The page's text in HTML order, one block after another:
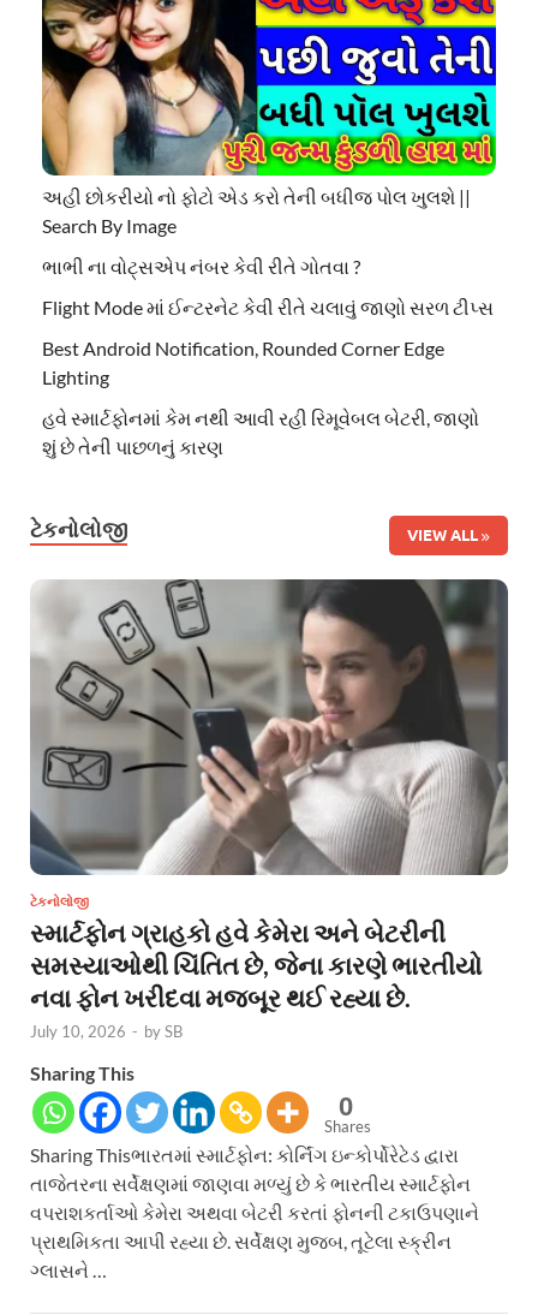
અહી છોકરીયો નો ફોટો એડ કરો તેની બધીજ પોલ ખુલશે ||
Search By Image
ભાભી ના વોટ્સએપ નંબર કેવી રીતે ગોતવા ?
Flight Mode માં ઈન્ટરનેટ કેવી રીતે ચલાવું જાણો સરળ ટીપ્સ
Best Android Notification, Rounded Corner Edge
Lighting
હવે સ્માર્ટફોનમાં કેમ નથી આવી રહી રિમૂવેબલ બેટરી, જાણો
શું છે તેની પાછળનું કારણ
ટેકનોલોજી VIEW ALL
ટેકનોલોજી
સ્માર્ટફોન ગ્રાહકો હવે કેમેરા અને બેટરીની
સમસ્યાઓથી ચિંતિત છે, જેના કારણે ભારતીયો
નવા ફોન ખરીદવા મજબૂર થઈ રહ્યા છે.
July 10, 2026 - bySB
Sharing This
0
Shares
Sharing Thisભારતમાં સ્માર્ટફોન: કોર્નિંગ ઇન્કોર્પોરેટેડ દ્વારા
તાજેતરના સર્વેક્ષણમાં જાણવા મળ્યું છે કે ભારતીય સ્માર્ટફોન
વપરાશકર્તાઓ કેમેરા અથવા બેટરી કરતાં ફોનની ટકાઉપણાને
પ્રાથમિકતા આપી રહ્યા છે. સર્વેક્ષણ મુજબ, તૂટેલા સ્ક્રીન
ગ્લાસને …